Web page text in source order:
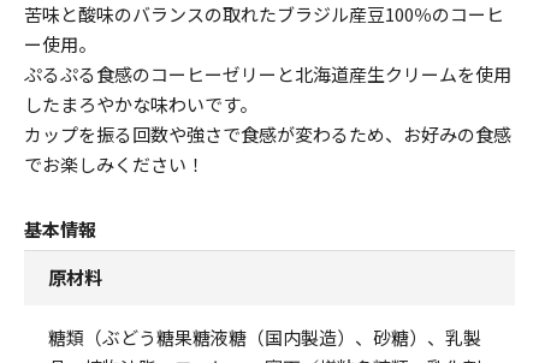
苦味と酸味のバランスの取れたブラジル産豆100％のコーヒ
ー使用。
ぷるぷる食感のコーヒーゼリーと北海道産生クリームを使用
したまろやかな味わいです。
カップを振る回数や強さで食感が変わるため、お好みの食感
でお楽しみください！
基本情報
原材料
糖類（ぶどう糖果糖液糖（国内製造）、砂糖）、乳製